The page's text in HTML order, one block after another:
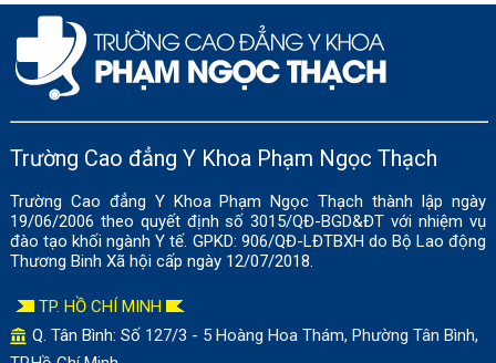
Trường Cao đẳng Y Khoa Phạm Ngọc Thạch
Trường Cao đẳng Y Khoa Phạm Ngọc Thạch thành lập ngày
19/06/2006 theo quyết định số 3015/QĐ-BGD&ĐT với nhiệm vụ
đào tạo khối ngành Y tế. GPKD: 906/QĐ-LĐTBXH do Bộ Lao động
Thương Binh Xã hội cấp ngày 12/07/2018.
TP. HỒ CHÍ MINH
Q. Tân Bình: Số 127/3 - 5 Hoàng Hoa Thám, Phường Tân Bình,